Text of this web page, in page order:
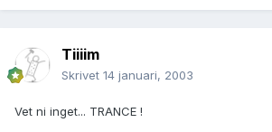
Tiiiim
Skrivet 14 januari, 2003
Vet ni inget... TRANCE !